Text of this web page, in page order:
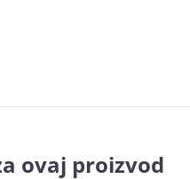
ovaj proizvod